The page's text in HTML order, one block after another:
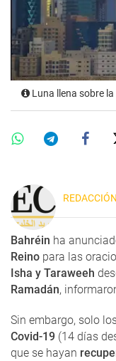
Luna llena sobre
REDACCIÓN
Bahréin ha
Reino para las
Isha y Taraweeh
Ramadán,
Sin embargo, solo
Covid-19 (14 días
que se hayan